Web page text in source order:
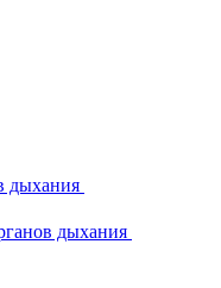
дыхания
дыхания